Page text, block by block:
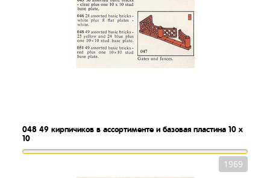
048 49 кирпичиков в ассортименте и базовая пластина 10 x
10
1969